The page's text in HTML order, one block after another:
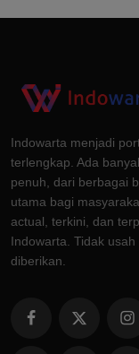
Indowarta menjadi
terlengkap. Ada
penuh, dari berbagai
utama bagi
actual, terkini, dan
Indowarta. Tidak
diberikan.